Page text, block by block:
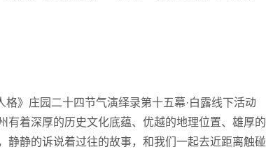
》庄园二十四节气演绎录第十五幕·白露线下活动
着深厚的历史文化底蕴、优越的地理位置、雄厚的
静静的诉说着过往的故事，和我们一起去近距离触碰